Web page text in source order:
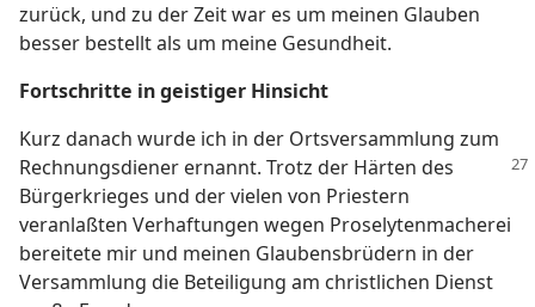
zurück, und zu der Zeit war es um meinen Glauben
besser bestellt als um meine Gesundheit.
Fortschritte in geistiger Hinsicht
Kurz danach wurde ich in der Ortsversammlung zum
Rechnungsdiener ernannt. Trotz der Härten des
Bürgerkrieges und der vielen von Priestern
veranlaßten Verhaftungen wegen Proselytenmacherei
bereitete mir und meinen Glaubensbrüdern in der
Versammlung die Beteiligung am christlichen Dienst